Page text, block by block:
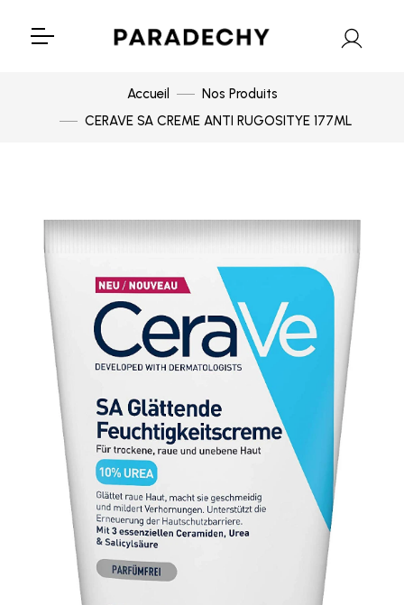
Accueil
Nos Produits
CERAVE SA CREME ANTI RUGOSITYE 177ML